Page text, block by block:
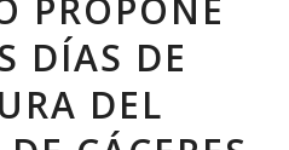
PROPONE
DÍAS DE
DEL